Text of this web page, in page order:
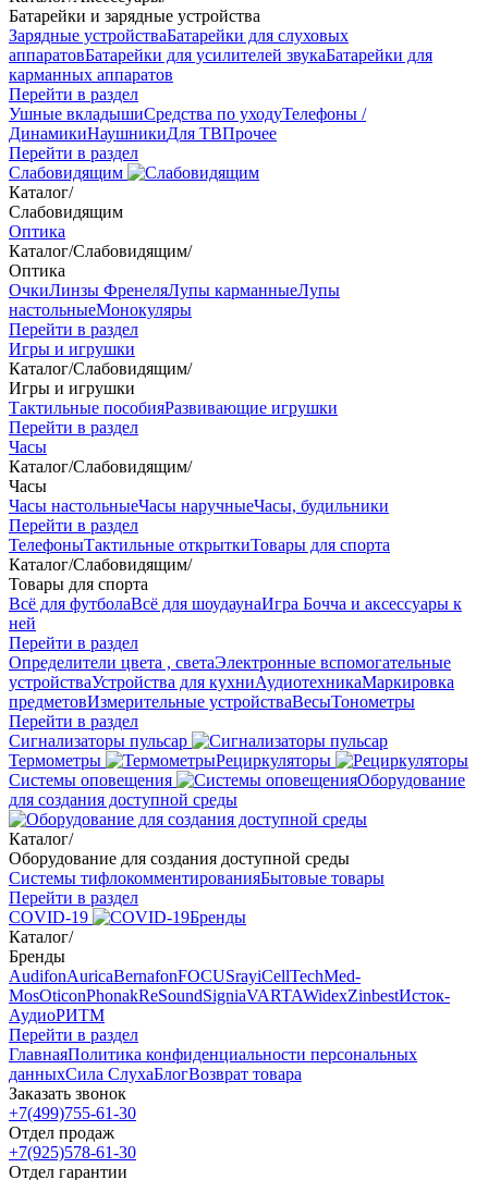
Батарейки и зарядные устройства
Зарядные устройстваБатарейки для слуховых
аппаратовБатарейки для усилителей звукаБатарейки для
карманных аппаратов
Перейти в раздел
Ушные вкладышиСредства по уходуТелефоны /
ДинамикиНаушникиДля ТВПрочее
Перейти в раздел
Слабовидящим
Каталог/
Слабовидящим
Оптика
Каталог/Слабовидящим/
Оптика
ОчкиЛинзы ФренеляЛупы карманныеЛупы
настольныеМонокуляры
Перейти в раздел
Игры и игрушки
Каталог/Слабовидящим/
Игры и игрушки
Тактильные пособияРазвивающие игрушки
Перейти в раздел
Часы
Каталог/Слабовидящим/
Часы
Часы настольныеЧасы наручныеЧасы, будильники
Перейти в раздел
ТелефоныТактильные открыткиТовары для спорта
Каталог/Слабовидящим/
Товары для спорта
Всё для футболаВсё для шоудаунаИгра Бочча и аксессуары к
ней
Перейти в раздел
Определители цвета , светаЭлектронные вспомогательные
устройстваУстройства для кухниАудиотехникаМаркировка
предметовИзмерительные устройстваВесыТонометры
Перейти в раздел
Сигнализаторы пульсар
Термометры
Рециркуляторы
Cистемы оповещения
Оборудование
для создания доступной среды
Каталог/
Оборудование для создания доступной среды
Системы тифлокомментированияБытовые товары
Перейти в раздел
COVID-19
Бренды
Каталог/
Бренды
AudifonAuricaBernafonFOCUSrayiCellTechMed-
MosOticonPhonakReSoundSigniaVARTAWidexZinbestИсток-
АудиоРИТМ
Перейти в раздел
ГлавнаяПолитика конфиденциальности персональных
данныхСила СлухаБлогВозврат товара
Заказать звонок
+7(499)755-61-30
Отдел продаж
+7(925)578-61-30
Отдел гарантии